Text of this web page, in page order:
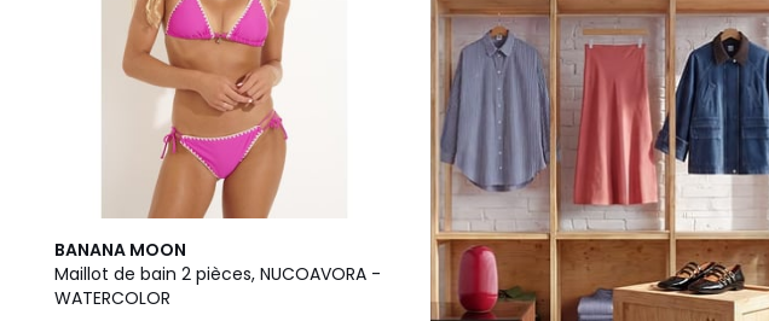
BANANA MOON
Maillot de bain 2 pièces, NUCOAVORA -
WATERCOLOR
3
Couleurs